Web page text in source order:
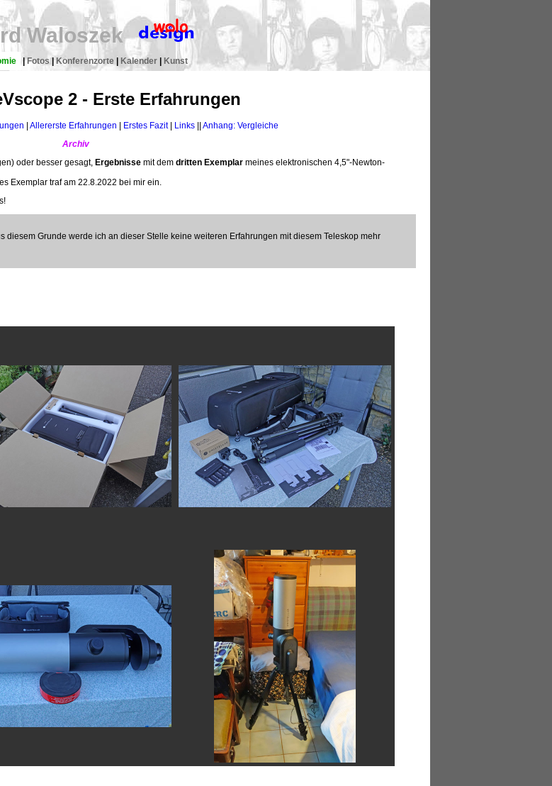
Waloszek
|Fotos| Konferenzorte| Kalender| Kunst
2 - Erste Erfahrungen
Allererste Erfahrungen Erstes Fazit| Links
Anhang: Vergleiche
Archiv
oder besser gesagt, Ergebnisse mit dem dritten Exemplar meines elektronischen 4,5"-Newton-
Exemplar traf am 22.8.2022 bei mir ein.
diesem Grunde werde ich an dieser Stelle keine weiteren Erfahrungen mit diesem Teleskop mehr